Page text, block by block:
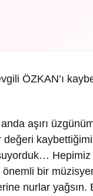
ÖZKAN’ı
aşırı
değeri
bir
nurlar yağsın.